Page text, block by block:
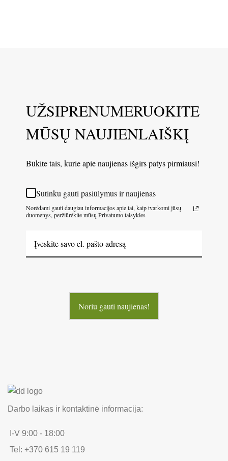
UŽSIPRENUMERUOKITE
MŪSŲ NAUJIENLAIŠKĮ
Būkite tais, kurie apie naujienas išgirs patys pirmiausi!
Sutinku gauti pasiūlymus ir naujienas
Norėdami gauti daugiau informacijos apie tai, kaip tvarkomi jūsų
duomenys, peržiūrėkite mūsų Privatumo taisykles
Noriu gauti naujienas!
Darbo laikas ir kontaktinė informacija:
I-V 9:00 - 18:00
Tel: +370 615 19 119